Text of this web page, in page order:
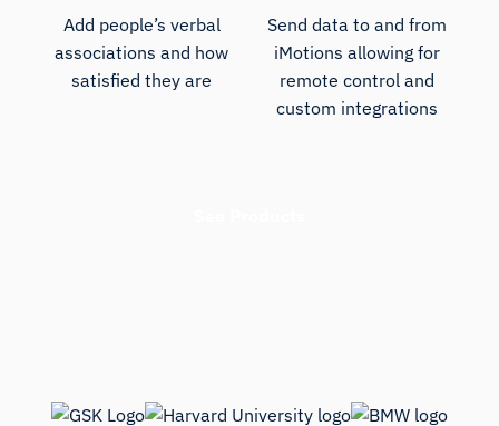
Add people’s verbal
associations and how
satisfied they are
Send data to and from
iMotions allowing for
remote control and
custom integrations